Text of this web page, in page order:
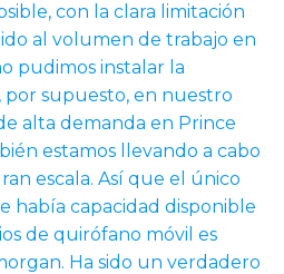
con la clara limitación
al volumen de trabajo en
pudimos instalar la
por supuesto, en nuestro
alta demanda en Prince
estamos llevando a cabo
escala. Así que el único
había capacidad disponible
de quirófano móvil es
Ha sido un verdadero